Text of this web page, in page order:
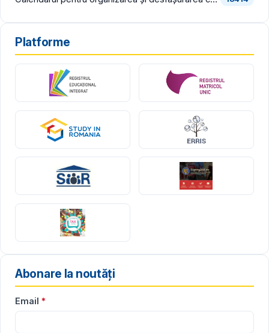
Platforme
Abonare la noutăți
Email